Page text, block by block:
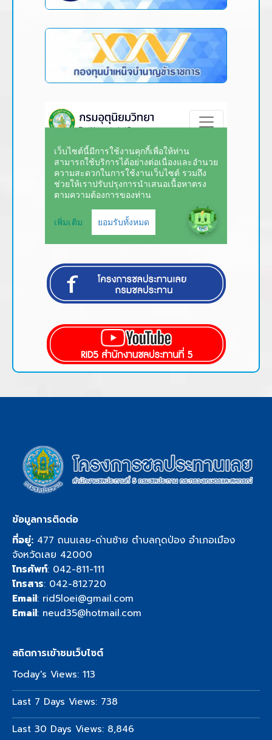
ข้อมูลการติดต่อ
ที่อยู่: 477 ถนนเลย-ด่านซ้าย ตำบลกุดป่อง อำเภอเมือง
จังหวัดเลย 42000
โทรศัพท์: 042-811-111
โทรสาร: 042-812720
Email: rid5loei@gmail.com
Email: neud35@hotmail.com
สถิตการเข้าชมเว็บไซต์
Today's Views: 113
Last 7 Days Views: 738
Last 30 Days Views: 8,846